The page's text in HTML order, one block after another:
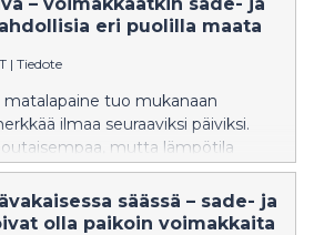
eri puolilla maata
| Tiedote
tuo mukanaan
ilmaa seuraaviksi päiviksi.
mutta lämpötila
säässä – sade- ja
olla paikoin voimakkaita